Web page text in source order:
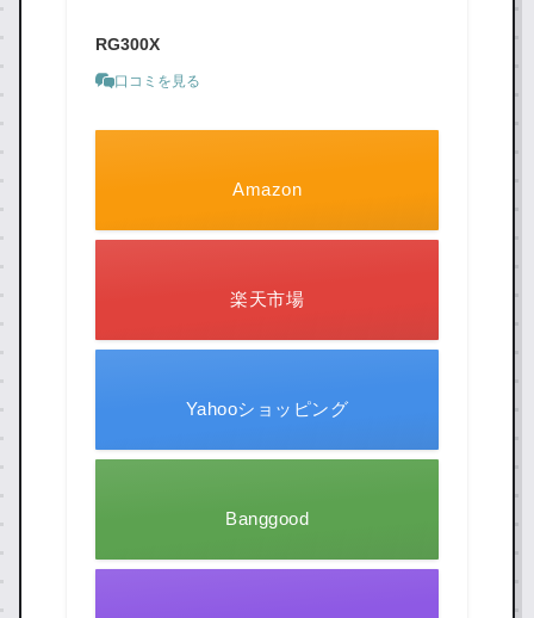
RG300X
口コミを見る
Amazon
楽天市場
Yahooショッピング
Banggood